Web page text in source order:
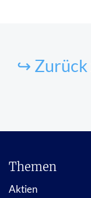
↪ Zurück
Themen
Aktien